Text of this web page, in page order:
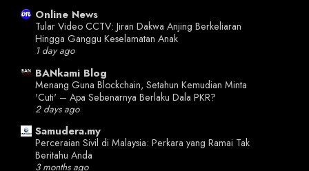
Online News
Tular Video CCTV: Jiran Dakwa Anjing Berkeliaran
Hingga Ganggu Keselamatan Anak
1 day ago
BANkami Blog
Menang Guna Blockchain, Setahun Kemudian Minta
'Cuti' – Apa Sebenarnya Berlaku Dala PKR?
2 days ago
Samudera.my
Perceraian Sivil di Malaysia: Perkara yang Ramai Tak
Beritahu Anda
3 months ago